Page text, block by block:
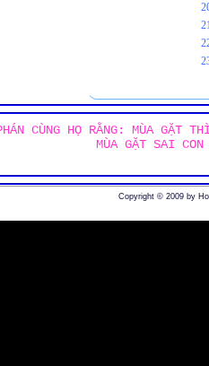
CÙNG HỌ RẰNG: MÙA GẶT
MÙA GẶT SAI
Copyright © 2009 by